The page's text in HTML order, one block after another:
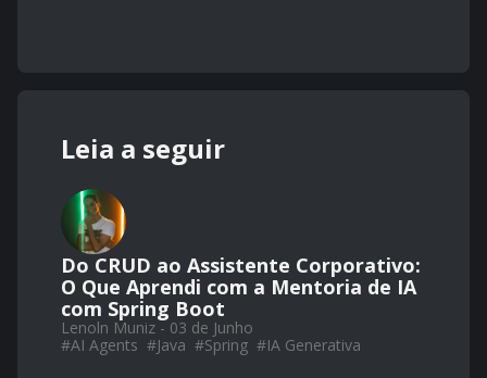
Leia a seguir
Do CRUD ao Assistente Corporativo:
O Que Aprendi com a Mentoria de IA
com Spring Boot
Lenoln Muniz - 03 de Junho
#AI Agents #Java #Spring #IA Generativa